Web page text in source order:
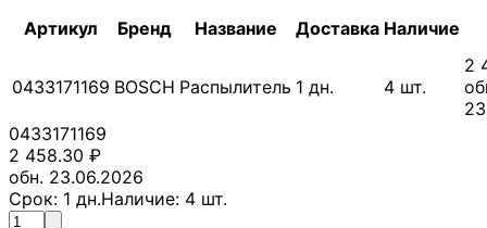
Артикул Бренд Название Доставка Наличие
0433171169 BOSCH Распылитель 1 дн. 4 шт.
2
0433171169
2 458.30 ₽
обн. 23.06.2026
Срок: 1 дн.Наличие: 4 шт.